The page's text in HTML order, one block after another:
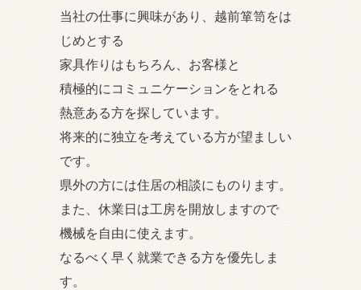
当社の仕事に興味があり、越前箪笥をは
じめとする
家具作りはもちろん、お客様と
積極的にコミュニケーションをとれる
熱意ある方を探しています。
将来的に独立を考えている方が望ましい
です。
県外の方には住居の相談にものります。
また、休業日は工房を開放しますので
機械を自由に使えます。
なるべく早く就業できる方を優先しま
す。